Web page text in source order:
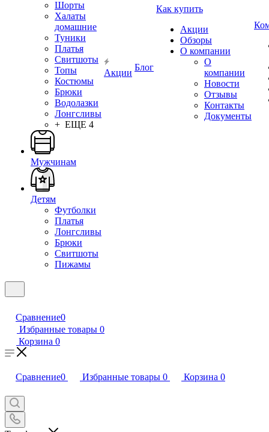
Шорты
Халаты
домашние
Туники
Платья
Свитшоты
Топы
Костюмы
Брюки
Водолазки
Лонгсливы
+ ЕЩЕ 4
Мужчинам
Детям
Футболки
Платья
Лонгсливы
Брюки
Свитшоты
Пижамы
Акции
Блог
Как купить
Акции
Обзоры
О компании
О
компании
Новости
Отзывы
Контакты
Документы
Сравнение0
Избранные товары 0
Корзина 0
Сравнение0 Избранные товары 0 Корзина 0